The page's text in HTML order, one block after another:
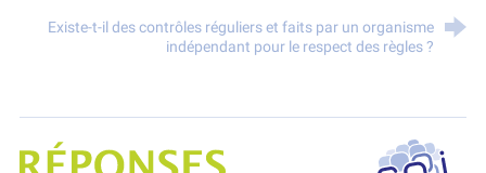
Existe-t-il des contrôles réguliers et faits par un organisme
indépendant pour le respect des règles ?
Projet Réponses - Réduire les POllutioNs en Santé EnvironnementSPPPI